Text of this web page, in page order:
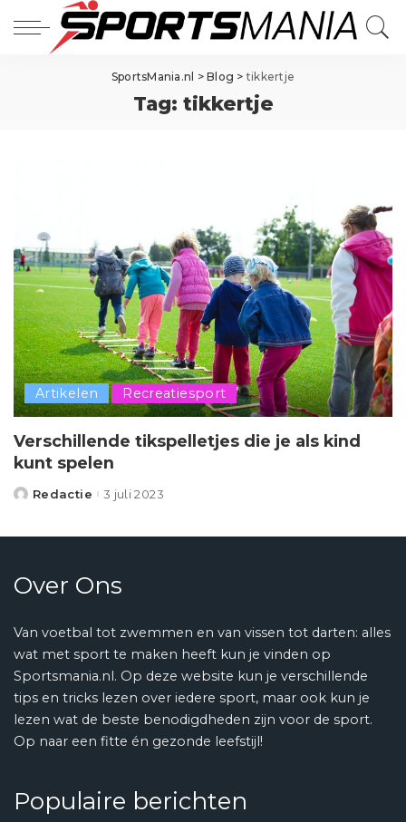
SportsMania.nl >Blog >tikkertje
Tag: tikkertje
Artikelen Recreatiesport
Verschillende tikspelletjes die je als kind
kunt spelen
Posted
Redactie 3 juli 2023
Over Ons
Van voetbal tot zwemmen en van vissen tot darten: alles
wat met sport te maken heeft kun je vinden op
Sportsmania.nl. Op deze website kun je verschillende
tips en tricks lezen over iedere sport, maar ook kun je
lezen wat de beste benodigdheden zijn voor de sport.
Op naar een fitte én gezonde leefstijl!
Populaire berichten